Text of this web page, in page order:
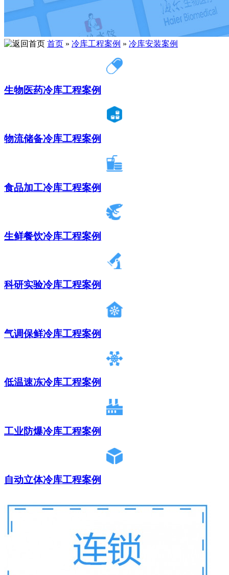
首页 » 冷库工程案例 » 冷库安装案例
生物医药冷库工程案例
物流储备冷库工程案例
食品加工冷库工程案例
生鲜餐饮冷库工程案例
科研实验冷库工程案例
气调保鲜冷库工程案例
低温速冻冷库工程案例
工业防爆冷库工程案例
自动立体冷库工程案例